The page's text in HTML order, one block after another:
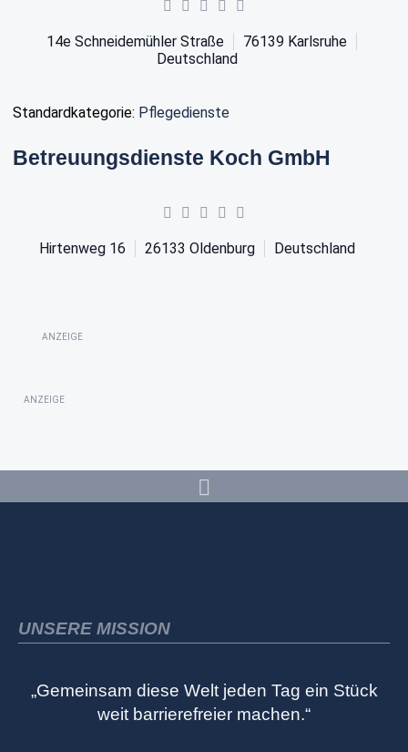
14e Schneidemühler Straße 76139 Karlsruhe
Deutschland
Standardkategorie: Pflegedienste
Betreuungsdienste Koch GmbH
Hirtenweg 16 26133 Oldenburg Deutschland
ANZEIGE
ANZEIGE
UNSERE MISSION
„Gemeinsam diese Welt jeden Tag ein Stück
weit barrierefreier machen.“